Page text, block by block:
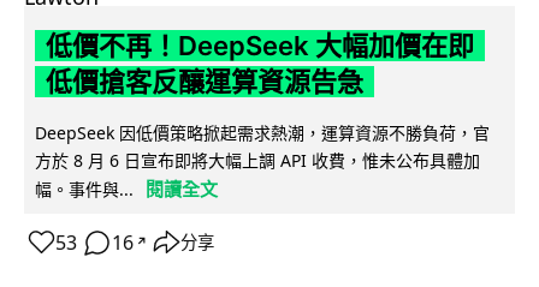
低價不再！DeepSeek 大幅加價在即
低價搶客反釀運算資源告急
DeepSeek 因低價策略掀起需求熱潮，運算資源不勝負荷，官
方於 8 月 6 日宣布即將大幅上調 API 收費，惟未公布具體加
幅。事件與...
閱讀全文
53 16 ↗ 分享